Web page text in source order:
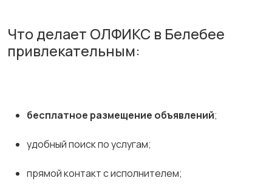
Что делает ОЛФИКС в Белебее
привлекательным:
бесплатное размещение объявлений;
удобный поиск по услугам;
прямой контакт с исполнителем;